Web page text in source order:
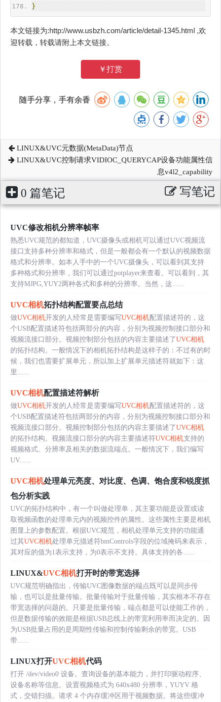
}
本文链接为:http://www.usbzh.com/article/detail-1345.html ,欢
迎转载，转载请附上本文链接。
￥打赏
随手分享，手有余香
LINUX&UVC元数据(MetaData)节点
LINUX&UVC控制请求VIDIOC_QUERYCAP设备功能属性信
息v4l2_capability
0 篇笔记 写笔记
UVC修改相机分辨率帧率
熟悉UVC规范的都知道，UVC摄像头或相机可以通过UVC视频流
接口支持多种分辨率和格式，但是一般都会有一个默认的视频数据
格式和分辨率。如本人手中的一个UVC摄像头，可以看到其支持
多种格式和分辨率，我们可以通过potplayer来查看。可以看到，其
支持MJPG,YUY2两种各式和多种的分辨率。当然，这......
UVC相机拓扑结构配置要点总结
做UVC相机开发的人经常是需要编写UVC相机配置描述符的，这
个USB配置描述符包括两部分的内容，分别为视频控制接口部分和
视频流接口部分。视频控制部分包括的内容主要描述了UVC相机
的拓扑结构。一般情况下的相机拓扑结构是这样子的：不过有的时
候，我们也需要扩展单元，所以加上扩展单元描述符就如下：这
里......
UVC相机配置描述符解析
做UVC相机开发的人经常是需要编写UVC相机配置描述符的，这
个USB配置描述符包括两部分的内容，分别为视频控制接口部分和
视频流接口部分。视频控制部分包括的内容主要描述了UVC相机
的拓扑结构。视频流接口部分的内容主要描述符UVC相机支持的
视频格式、分辨率及相关的数据流端点。一般情况下，我们编写
UV......
UVC相机处理单元亮度、对比度、色调、饱合度和锐度抓
包分析实践
UVC的拓扑结构中，有一个叫做处理单，其主要功能是设置或读
取视频函数的处理单元内的视频控件的属性。这些属性主要是相机
图显上的参数配置。根据UVC规范，相机处理单元支持的功能通
过其UVC相机处理单元描述符bmControls字段的位域掩码来表示，
其对应的值为1表示支持，为0表示不支持。具体支持的各......
LINUX&UVC相机打开时的带宽选择
UVC规范明确指出，传输UVC图像数据的端点既可以是同步传
输，也可以是批量传输。批量传输对于批量传输，其实根本不存在
带宽选择的问题的。只要是批量传输，端点都是可以使能工作的，
但是数据传输的效能是根据USB总线上的带宽利用率而决定的。因
为USB批量占用的是周期性传输和控制传输剩余的带宽。USB
带......
LINUX打开UVC相机代码
打开 /dev/video0 设备。查询设备的基本能力，并打印驱动程序、
设备名称等信息。设置视频格式为 640x480 分辨率，YUYV 格
式，交错扫描。请求 4 个内存缓冲区用于视频数据。将这些缓冲